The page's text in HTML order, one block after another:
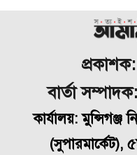
বার্তা
কার্যালয়: মুন্সিগঞ্জ
(সুপারমার্কেট),